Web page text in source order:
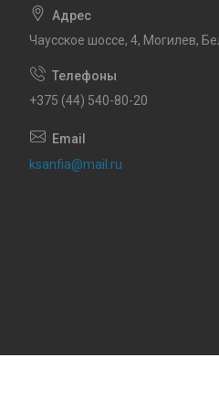
Чаусское шоссе, 4, Могилев,
+375 (44) 540-80-20
ksanfia@mail.ru